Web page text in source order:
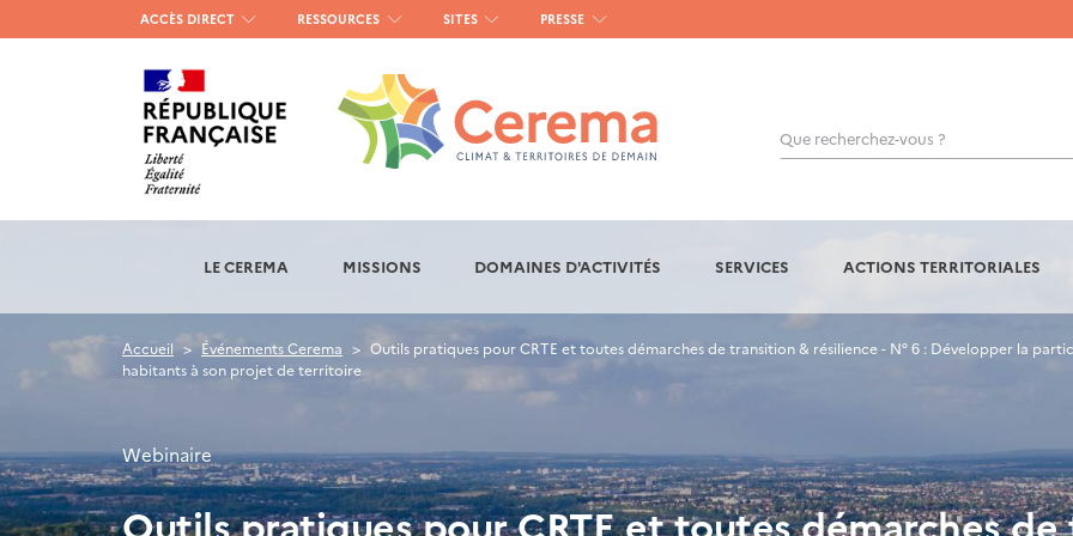
Menu
haut
gauche
ACCÈS DIRECT RESSOURCES SITES PRESSE
Que recherchez-vous ?
OK
LE CEREMA MISSIONS DOMAINES D'ACTIVITÉS SERVICES ACTIONS TERRITORIALES
Accueil Événements Cerema
Outils pratiques pour CRTE et toutes démarches de transition & résilience - N° 6 : Développer la
habitants à son projet de territoire
Webinaire
Outils pratiques pour CRTE et toutes démarches